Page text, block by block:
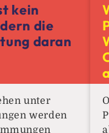
kein
die
daran
unter
werden